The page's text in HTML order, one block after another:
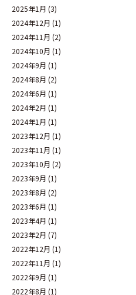
2025年1月 (3)
2024年12月 (1)
2024年11月 (2)
2024年10月 (1)
2024年9月 (1)
2024年8月 (2)
2024年6月 (1)
2024年2月 (1)
2024年1月 (1)
2023年12月 (1)
2023年11月 (1)
2023年10月 (2)
2023年9月 (1)
2023年8月 (2)
2023年6月 (1)
2023年4月 (1)
2023年2月 (7)
2022年12月 (1)
2022年11月 (1)
2022年9月 (1)
2022年8月 (1)